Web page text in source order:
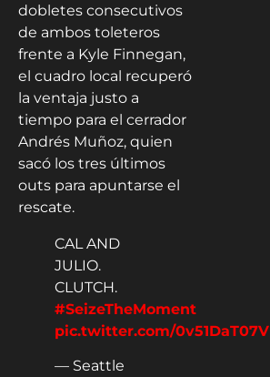
dobletes consecutivos
de ambos toleteros
frente a Kyle Finnegan,
el cuadro local recuperó
la ventaja justo a
tiempo para el cerrador
Andrés Muñoz, quien
sacó los tres últimos
outs para apuntarse el
rescate.
CAL AND
JULIO.
CLUTCH.
#SeizeTheMoment
pic.twitter.com/0v51DaT07V
— Seattle